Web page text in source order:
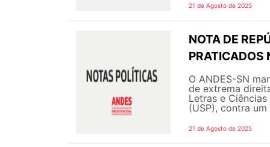
21 de Agosto de 2025
NOTA DE
PRATICADOS
O ANDES-SN
de extrema
Letras e
(USP), contra
21 de Agosto de 2025